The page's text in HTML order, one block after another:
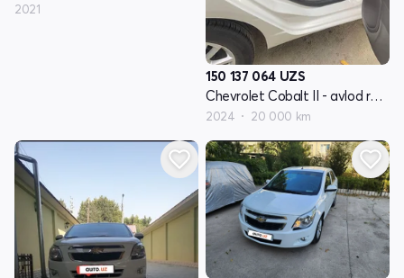
2021
150 137 064 UZS
Chevrolet Cobalt II - avlod restyling
2024 20 000 km